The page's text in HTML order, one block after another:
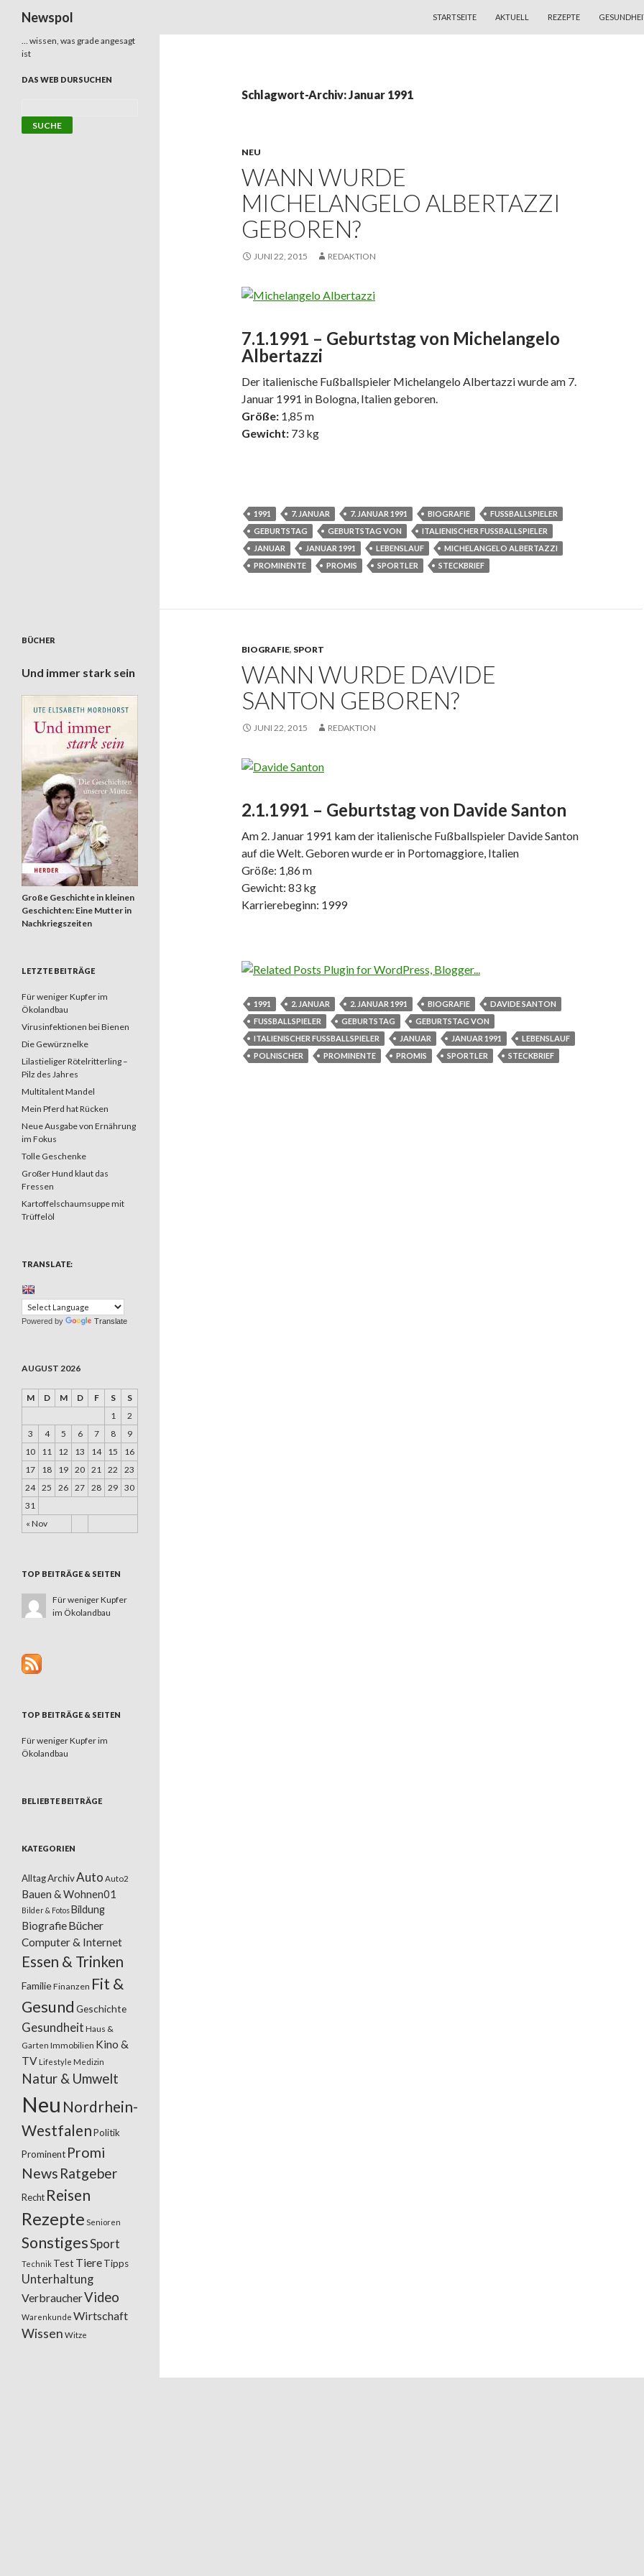
Newspol
STARTSEITE
AKTUELL REZEPTE
Schlagwort-Archiv: Januar 1991
NEU
WANN WURDE
MICHELANGELO ALBERTAZZI
GEBOREN?
JUNI 22, 2015 REDAKTION
7.1.1991 – Geburtstag von Michelangelo
Albertazzi
Der italienische Fußballspieler Michelangelo Albertazzi wurde am 7.
Januar 1991 in Bologna, Italien geboren.
Größe: 1,85 m
Gewicht: 73 kg
1991 7. JANUAR 7. JANUAR 1991 BIOGRAFIE
FUSSBALLSPIELER
GEBURTSTAG
GEBURTSTAG VON
ITALIENISCHER FUSSBALLSPIELER
JANUAR
JANUAR 1991 LEBENSLAUF
MICHELANGELO ALBERTAZZI
PROMINENTE
PROMIS SPORTLER STECKBRIEF
BIOGRAFIE, SPORT
WANN WURDE DAVIDE
SANTON GEBOREN?
JUNI 22, 2015 REDAKTION
2.1.1991 – Geburtstag von Davide Santon
Am 2. Januar 1991 kam der italienische Fußballspieler Davide Santon
auf die Welt. Geboren wurde er in Portomaggiore, Italien
Größe: 1,86 m
Gewicht: 83 kg
Karrierebeginn: 1999
1991 2. JANUAR 2. JANUAR 1991 BIOGRAFIE
DAVIDE SANTON
FUSSBALLSPIELER
GEBURTSTAG
GEBURTSTAG VON
ITALIENISCHER FUSSBALLSPIELER
JANUAR JANUAR 1991
LEBENSLAUF
POLNISCHER
PROMINENTE PROMIS SPORTLER STECKBRIEF
… wissen, was grade angesagt
ist
DAS WEB DURSUCHEN
BÜCHER
Und immer stark sein
Große Geschichte in kleinen
Geschichten: Eine Mutter in
Nachkriegszeiten
LETZTE BEITRÄGE
Für weniger Kupfer im
Ökolandbau
Virusinfektionen bei Bienen
Die Gewürznelke
Lilastieliger Rötelritterling –
Pilz des Jahres
Multitalent Mandel
Mein Pferd hat Rücken
Neue Ausgabe von Ernährung
im Fokus
Tolle Geschenke
Großer Hund klaut das
Fressen
Kartoffelschaumsuppe mit
Trüffelöl
TRANSLATE:
Powered by Translate
AUGUST 2026
M D M D F S S
« Nov
1
2
3
4 5 6 7 8
9
10
11 12 13 14 15
16
17
18 19 20 21 22
23
24 25 26 27 28 29 30
31
TOP BEITRÄGE & SEITEN
Für weniger Kupfer
im Ökolandbau
TOP BEITRÄGE & SEITEN
Für weniger Kupfer im
Ökolandbau
BELIEBTE BEITRÄGE
KATEGORIEN
AlltagArchivAuto Auto2
Bauen & Wohnen01
Bilder & FotosBildung
BiografieBücher
Computer & Internet
Essen & Trinken
FamilieFinanzen Fit &
Gesund Geschichte
Gesundheit Haus &
Garten Immobilien Kino &
TV Lifestyle Medizin
Natur & Umwelt
Neu Nordrhein-
WestfalenPolitik
Prominent Promi
News Ratgeber
Recht Reisen
Rezepte Senioren
SonstigesSport
Technik Test TiereTipps
Unterhaltung
VerbraucherVideo
Warenkunde Wirtschaft
Wissen Witze